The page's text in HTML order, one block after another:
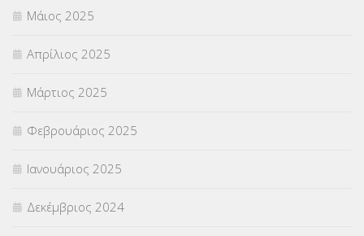
Μάιος 2025
Απρίλιος 2025
Μάρτιος 2025
Φεβρουάριος 2025
Ιανουάριος 2025
Δεκέμβριος 2024